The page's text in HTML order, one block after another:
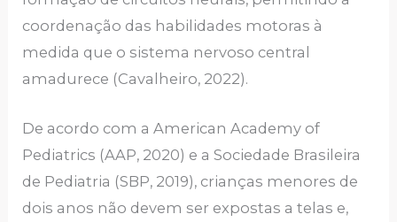
coordenação das habilidades motoras à
medida que o sistema nervoso central
amadurece (Cavalheiro, 2022).
De acordo com a American Academy of
Pediatrics (AAP, 2020) e a Sociedade Brasileira
de Pediatria (SBP, 2019), crianças menores de
dois anos não devem ser expostas a telas e,